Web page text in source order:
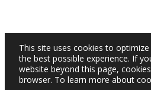
This site uses cookies to
the best possible experience. If
website beyond this page,
browser. To learn more about